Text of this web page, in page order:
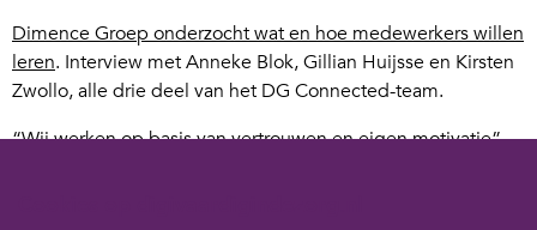
Dimence Groep onderzocht wat en hoe medewerkers willen
leren. Interview met Anneke Blok, Gillian Huijsse en Kirsten
Zwollo, alle drie deel van het DG Connected-team.
“Wij werken op basis van vertrouwen en eigen motivatie”.